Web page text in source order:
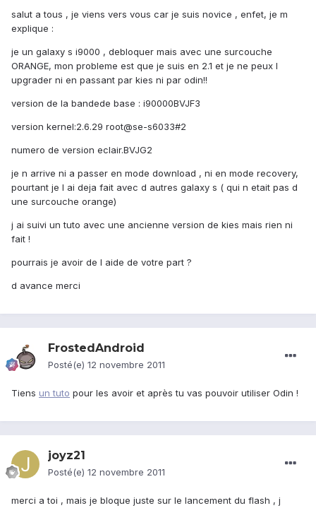
salut a tous , je viens vers vous car je suis novice , enfet, je m
explique :
je un galaxy s i9000 , debloquer mais avec une surcouche
ORANGE, mon probleme est que je suis en 2.1 et je ne peux l
upgrader ni en passant par kies ni par odin!!
version de la bandede base : i90000BVJF3
version kernel:2.6.29 root@se-s6033#2
numero de version eclair.BVJG2
je n arrive ni a passer en mode download , ni en mode recovery,
pourtant je l ai deja fait avec d autres galaxy s ( qui n etait pas d
une surcouche orange)
j ai suivi un tuto avec une ancienne version de kies mais rien ni
fait !
pourrais je avoir de l aide de votre part ?
d avance merci
FrostedAndroid
Posté(e) 12 novembre 2011
Tiens un tuto pour les avoir et après tu vas pouvoir utiliser Odin !
joyz21
Posté(e) 12 novembre 2011
merci a toi , mais je bloque juste sur le lancement du flash , j